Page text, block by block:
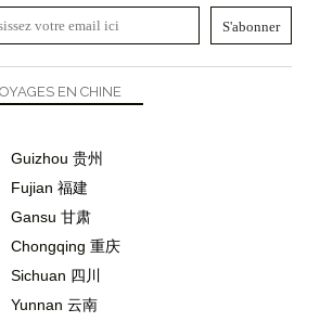
EN CHINE
Guizhou 贵州
Fujian 福建
Gansu 甘肃
Chongqing 重庆
Sichuan 四川
Yunnan 云南